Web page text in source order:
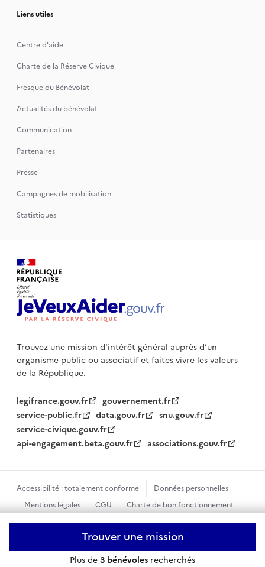
Trouver une mission
Plus de3 bénévoles recherchés
Liens utiles
Centre d'aide
Charte de la Réserve Civique
Fresque du Bénévolat
Actualités du bénévolat
Communication
Partenaires
Presse
Campagnes de mobilisation
Statistiques
Trouvez une mission d'intérêt général auprès d’un
organisme publicou associatif et faites vivre les valeurs
de la République.
legifrance.gouv.fr
gouvernement.fr
service-public.fr
data.gouv.fr
snu.gouv.fr
service-civique.gouv.fr
api-engagement.beta.gouv.fr
associations.gouv.fr
Accessibilité : totalement conforme
Données personnelles
Mentions légales
CGU
Charte de bon fonctionnement
Plan du site
Gestion des cookies
Sauf mention contraire, tous les textes de ce site sont sous
licence etalab-2.0